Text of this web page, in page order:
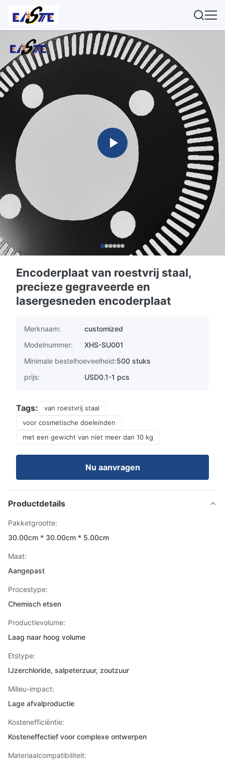
Encoderplaat van roestvrij staal,
precieze gegraveerde en
lasergesneden encoderplaat
Merknaam:
customized
Modelnummer:
XHS-SU001
Minimale bestelhoeveelheid:500 stuks
prijs:
USD0.1-1 pcs
Tags:
van roestvrij staal
voor cosmetische doeleinden
met een gewicht van niet meer dan 10 kg
Nu aanvragen
Productdetails
Pakketgrootte:
30.00cm * 30.00cm * 5.00cm
Maat:
Aangepast
Procestype:
Chemisch etsen
Productievolume:
Laag naar hoog volume
Etstype:
IJzerchloride, salpeterzuur, zoutzuur
Milieu-impact:
Lage afvalproductie
Kostenefficiëntie:
Kosteneffectief voor complexe ontwerpen
Materiaalcompatibiliteit: